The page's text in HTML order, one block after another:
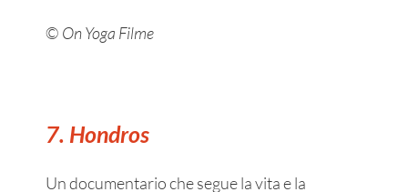
© On Yoga Filme
7. Hondros
Un documentario che segue la vita e la